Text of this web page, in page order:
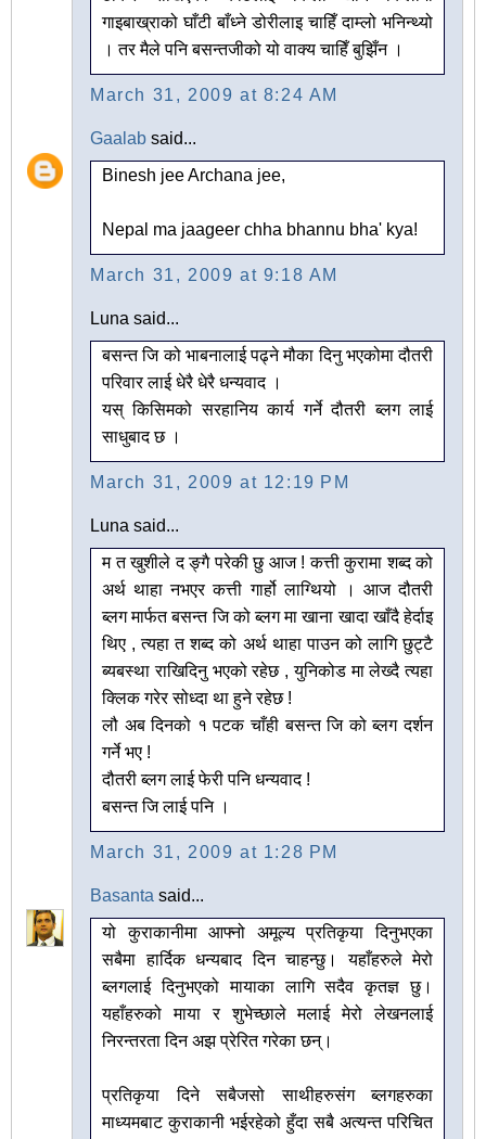
गाइबाख्राको घाँटी बाँध्ने डोरीलाइ चाहिँ दाम्लो भनिन्थ्यो
। तर मैले पनि बसन्तजीको यो वाक्य चाहिँ बुझिँन ।
March 31, 2009 at 8:24 AM
Gaalab said...
Binesh jee Archana jee,
Nepal ma jaageer chha bhannu bha' kya!
March 31, 2009 at 9:18 AM
Luna said...
बसन्त जि को भाबनालाई पढ्ने मौका दिनु भएकोमा दौतरी
परिवार लाई धेरै धेरै धन्यवाद ।
यस् किसिमको सरहानिय कार्य गर्ने दौतरी ब्लग लाई
साधुबाद छ ।
March 31, 2009 at 12:19 PM
Luna said...
म त खुशीले द ङ्गै परेकी छु आज ! कत्ती कुरामा शब्द को
अर्थ थाहा नभएर कत्ती गार्हो लाग्थियो । आज दौतरी
ब्लग मार्फत बसन्त जि को ब्लग मा खाना खादा खाँदै हेर्दाइ
थिए , त्यहा त शब्द को अर्थ थाहा पाउन को लागि छुट्टै
ब्यबस्था राखिदिनु भएको रहेछ , युनिकोड मा लेख्दै त्यहा
क्लिक गरेर सोध्दा था हुने रहेछ !
लौ अब दिनको १ पटक चाँही बसन्त जि को ब्लग दर्शन
गर्ने भए !
दौतरी ब्लग लाई फेरी पनि धन्यवाद !
बसन्त जि लाई पनि ।
March 31, 2009 at 1:28 PM
Basanta said...
यो कुराकानीमा आफ्नो अमूल्य प्रतिकृया दिनुभएका
सबैमा हार्दिक धन्यबाद दिन चाहन्छु। यहाँहरुले मेरो
ब्लगलाई दिनुभएको मायाका लागि सदैव कृतज्ञ छु।
यहाँहरुको माया र शुभेच्छाले मलाई मेरो लेखनलाई
निरन्तरता दिन अझ प्रेरित गरेका छन्।
प्रतिकृया दिने सबैजसो साथीहरुसंग ब्लगहरुका
माध्यमबाट कुराकानी भईरहेको हुँदा सबै अत्यन्त परिचित